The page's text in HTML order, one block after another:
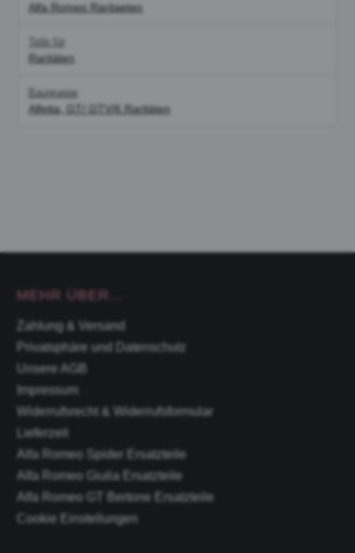
Alfa Romeo Raritaeten
Teile für
Raritäten
Baugruppe
Alfetta, GT/ GTV/6 Raritäten
MEHR ÜBER...
Zahlung & Versand
Privatsphäre und Datenschutz
Unsere AGB
Impressum
Widerrufsrecht & Widerrufsformular
Lieferzeit
Alfa Romeo Spider Ersatzteile
Alfa Romeo Giulia Ersatzteile
Alfa Romeo GT Bertone Ersatzteile
Cookie Einstellungen